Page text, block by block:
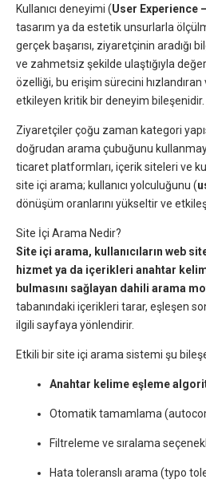
Kullanıcı deneyimi (User Experience
tasarım ya da estetik unsurlarla
gerçek başarısı, ziyaretçinin aradığı
ve zahmetsiz şekilde ulaştığıyla
özelliği, bu erişim sürecini
etkileyen kritik bir deneyim bileşenidir.
Ziyaretçiler çoğu zaman kategori
doğrudan arama çubuğunu
ticaret platformları, içerik siteleri ve
site içi arama; kullanıcı yolculuğunu (
dönüşüm oranlarını yükseltir ve
Site İçi Arama Nedir?
Site içi arama, kullanıcıların web
hizmet ya da içerikleri anahtar
bulmasını sağlayan dahili arama
tabanındaki içerikleri tarar, eşleşen
ilgili sayfaya yönlendirir.
Etkili bir site içi arama sistemi şu
Anahtar kelime eşleme
Otomatik tamamlama
Filtreleme ve sıralama
Hata toleranslı arama (typo